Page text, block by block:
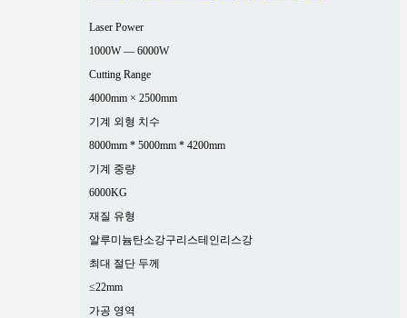
Laser Power
1000W — 6000W
Cutting Range
4000mm × 2500mm
기계 외형 치수
8000mm * 5000mm * 4200mm
기계 중량
6000KG
재질 유형
알루미늄탄소강구리스테인리스강
최대 절단 두께
≤22mm
가공 영역